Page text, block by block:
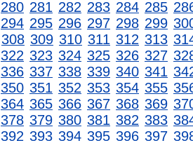
280 281 282 283 284 285
294 295 296 297 298 299
308 309 310 311 312 313
322 323 324 325 326 327
336 337 338 339 340 341
350 351 352 353 354 355
364 365 366 367 368 369
378 379 380 381 382 383
392 393 394 395 396 397